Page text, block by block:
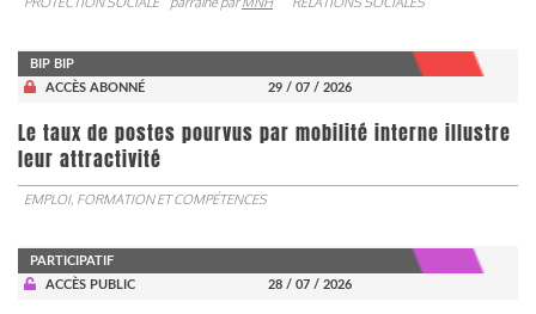
BIP BIP
ACCÈS ABONNÉ
29 / 07 / 2026
Le taux de postes pourvus par mobilité interne illustre
leur attractivité
EMPLOI, FORMATION ET COMPÉTENCES
PARTICIPATIF
ACCÈS PUBLIC
28 / 07 / 2026